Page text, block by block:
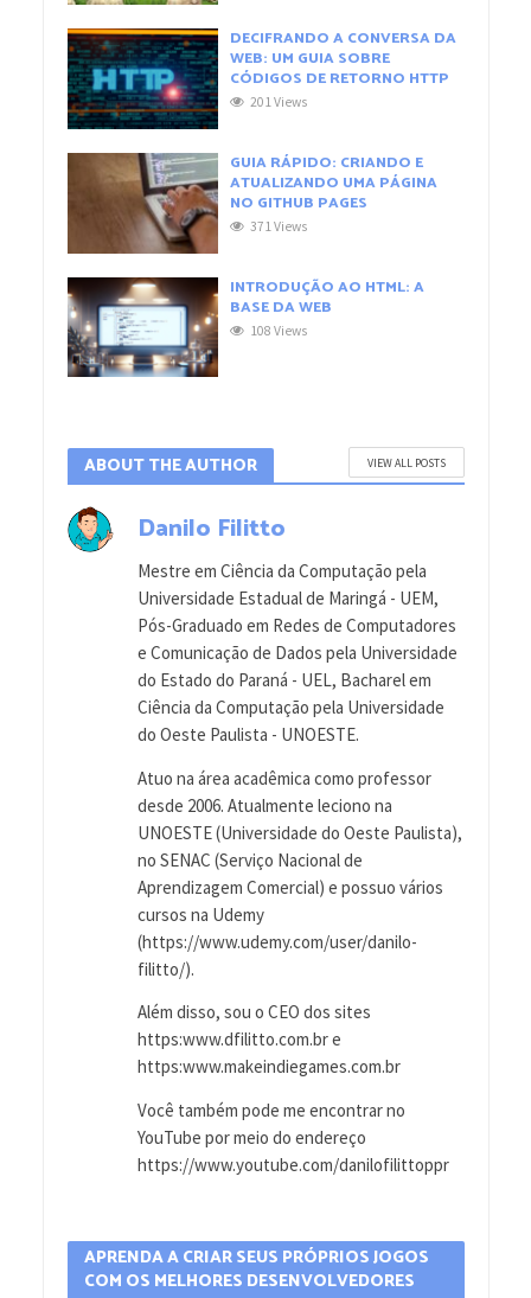
DECIFRANDO A CONVERSA DA
WEB: UM GUIA SOBRE
CÓDIGOS DE RETORNO HTTP
201 Views
GUIA RÁPIDO: CRIANDO E
ATUALIZANDO UMA PÁGINA
NO GITHUB PAGES
371 Views
INTRODUÇÃO AO HTML: A
BASE DA WEB
108 Views
ABOUT THE AUTHOR VIEW ALL POSTS
Danilo Filitto
Mestre em Ciência da Computação pela
Universidade Estadual de Maringá - UEM,
Pós-Graduado em Redes de Computadores
e Comunicação de Dados pela Universidade
do Estado do Paraná - UEL, Bacharel em
Ciência da Computação pela Universidade
do Oeste Paulista - UNOESTE.
Atuo na área acadêmica como professor
desde 2006. Atualmente leciono na
UNOESTE (Universidade do Oeste Paulista),
no SENAC (Serviço Nacional de
Aprendizagem Comercial) e possuo vários
cursos na Udemy
(https://www.udemy.com/user/danilo-
filitto/).
Além disso, sou o CEO dos sites
https:www.dfilitto.com.br e
https:www.makeindiegames.com.br
Você também pode me encontrar no
YouTube por meio do endereço
https://www.youtube.com/danilofilittoppr
APRENDA A CRIAR SEUS PRÓPRIOS JOGOS
COM OS MELHORES DESENVOLVEDORES